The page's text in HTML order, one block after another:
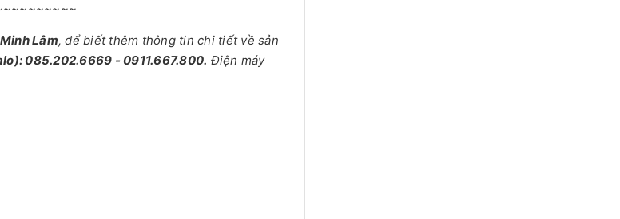
Lâm, để biết thêm thông tin chi tiết về sản
085.202.6669 - 0911.667.800. Điện máy